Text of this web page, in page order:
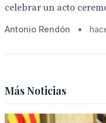
celebrar un acto
Antonio Rendón •
Más Noticias